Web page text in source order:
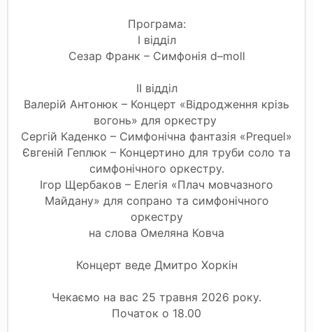
Програма:
І відділ
Сезар Франк – Симфонія d–moll
ІІ відділ
Валерій Антонюк – Концерт «Відродження крізь
вогонь» для оркестру
Сергій Каденко – Симфонічна фантазія «Prequel»
Євгеній Геплюк – Концертино для труби соло та
симфонічного оркестру.
Ігор Щербаков – Елегія «Плач мовчазного
Майдану» для сопрано та симфонічного
оркестру
на слова Омеляна Ковча
Концерт веде Дмитро Хоркін
Чекаємо на вас 25 травня 2026 року.
Початок о 18.00